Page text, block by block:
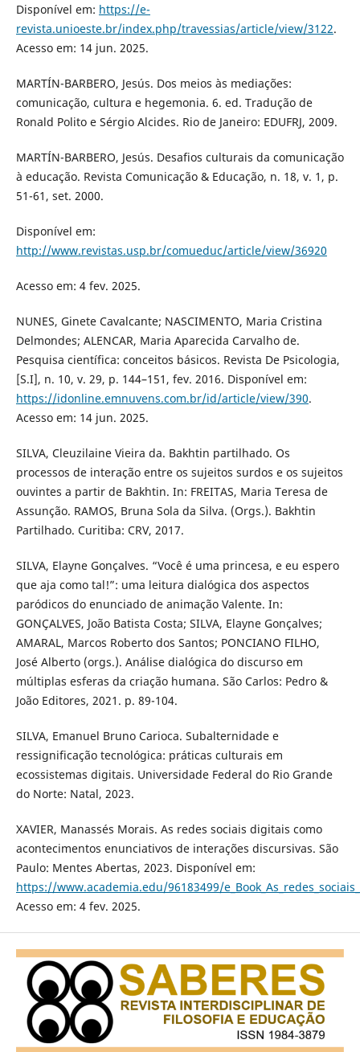
Disponível em: https://e-
revista.unioeste.br/index.php/travessias/article/view/3122.
Acesso em: 14 jun. 2025.
MARTÍN-BARBERO, Jesús. Dos meios às mediações:
comunicação, cultura e hegemonia. 6. ed. Tradução de
Ronald Polito e Sérgio Alcides. Rio de Janeiro: EDUFRJ, 2009.
MARTÍN-BARBERO, Jesús. Desafios culturais da comunicação
à educação. Revista Comunicação & Educação, n. 18, v. 1, p.
51-61, set. 2000.
Disponível em:
http://www.revistas.usp.br/comueduc/article/view/36920
Acesso em: 4 fev. 2025.
NUNES, Ginete Cavalcante; NASCIMENTO, Maria Cristina
Delmondes; ALENCAR, Maria Aparecida Carvalho de.
Pesquisa científica: conceitos básicos. Revista De Psicologia,
[S.I], n. 10, v. 29, p. 144–151, fev. 2016. Disponível em:
https://idonline.emnuvens.com.br/id/article/view/390.
Acesso em: 14 jun. 2025.
SILVA, Cleuzilaine Vieira da. Bakhtin partilhado. Os
processos de interação entre os sujeitos surdos e os sujeitos
ouvintes a partir de Bakhtin. In: FREITAS, Maria Teresa de
Assunção. RAMOS, Bruna Sola da Silva. (Orgs.). Bakhtin
Partilhado. Curitiba: CRV, 2017.
SILVA, Elayne Gonçalves. “Você é uma princesa, e eu espero
que aja como tal!”: uma leitura dialógica dos aspectos
paródicos do enunciado de animação Valente. In:
GONÇALVES, João Batista Costa; SILVA, Elayne Gonçalves;
AMARAL, Marcos Roberto dos Santos; PONCIANO FILHO,
José Alberto (orgs.). Análise dialógica do discurso em
múltiplas esferas da criação humana. São Carlos: Pedro &
João Editores, 2021. p. 89-104.
SILVA, Emanuel Bruno Carioca. Subalternidade e
ressignificação tecnológica: práticas culturais em
ecossistemas digitais. Universidade Federal do Rio Grande
do Norte: Natal, 2023.
XAVIER, Manassés Morais. As redes sociais digitais como
acontecimentos enunciativos de interações discursivas. São
Paulo: Mentes Abertas, 2023. Disponível em:
https://www.academia.edu/96183499/
Acesso em: 4 fev. 2025.